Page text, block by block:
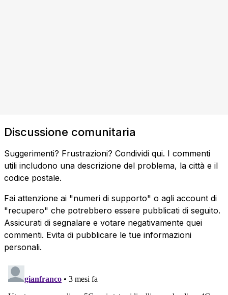
Discussione comunitaria
Suggerimenti? Frustrazioni? Condividi qui. I commenti
utili includono una descrizione del problema, la città e il
codice postale.
Fai attenzione ai "numeri di supporto" o agli account di
"recupero" che potrebbero essere pubblicati di seguito.
Assicurati di segnalare e votare negativamente quei
commenti. Evita di pubblicare le tue informazioni
personali.